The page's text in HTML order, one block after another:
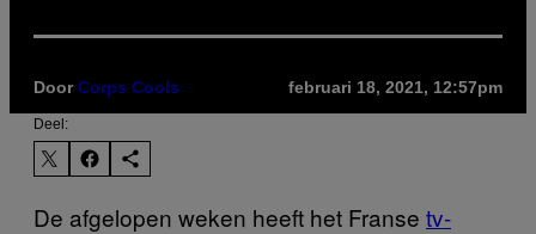
DoorCorps Cools februari 18, 2021, 12:57pm
Deel:
De afgelopen weken heeft het Franse tv-